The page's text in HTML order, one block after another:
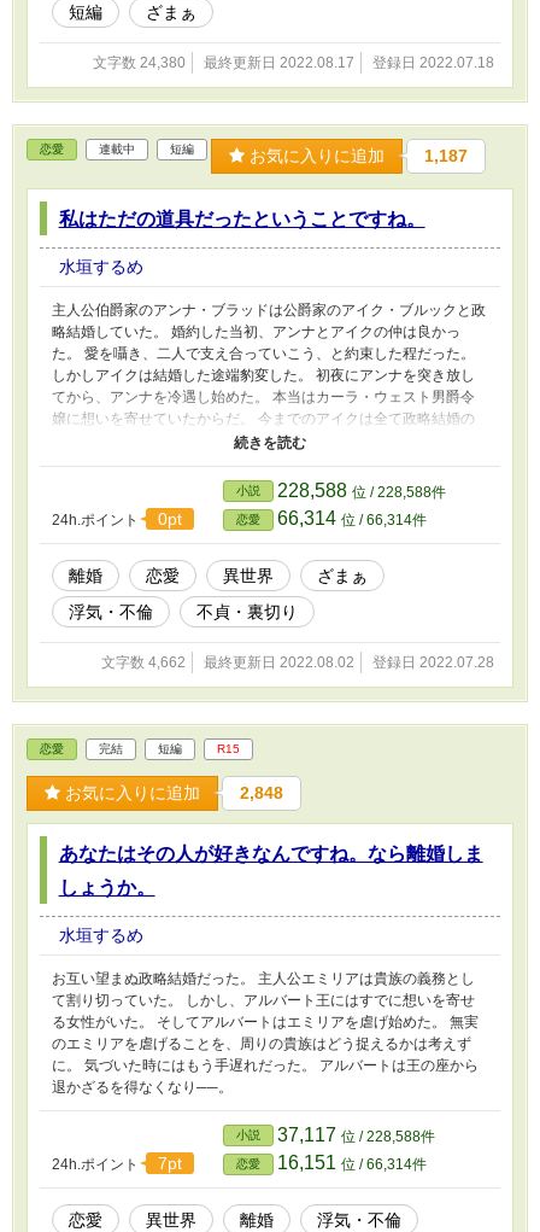
短編
ざまぁ
文字数 24,380 最終更新日 2022.08.17 登録日 2022.07.18
恋愛 連載中 短編 お気に入りに追加 1,187
私はただの道具だったということですね。
水垣するめ
主人公伯爵家のアンナ・ブラッドは公爵家のアイク・ブルックと政
略結婚していた。 婚約した当初、アンナとアイクの仲は良かっ
た。 愛を囁き、二人で支え合っていこう、と約束した程だった。
しかしアイクは結婚した途端豹変した。 初夜にアンナを突き放し
てから、アンナを冷遇し始めた。 本当はカーラ・ウェスト男爵令
嬢に想いを寄せていたからだ。 今までのアイクは全て政略結婚の
ための演技だった。 妻ではなく、ただの政略結婚の道具として扱
われる毎日。 アンナはついにアイクと離婚する決意をする。
24h.ポイント 0pt
小説 228,588 位 / 228,588件
恋愛 66,314 位 / 66,314件
離婚 恋愛 異世界
ざまぁ
浮気・不倫
不貞・裏切り
文字数 4,662 最終更新日 2022.08.02 登録日 2022.07.28
恋愛 完結 短編 R15
お気に入りに追加 2,848
あなたはその人が好きなんですね。なら離婚しま
しょうか。
水垣するめ
お互い望まぬ政略結婚だった。 主人公エミリアは貴族の義務とし
て割り切っていた。 しかし、アルバート王にはすでに想いを寄せ
る女性がいた。 そしてアルバートはエミリアを虐げ始めた。 無実
のエミリアを虐げることを、周りの貴族はどう捉えるかは考えず
に。 気づいた時にはもう手遅れだった。 アルバートは王の座から
退かざるを得なくなり──。
24h.ポイント 7pt
小説 37,117 位 / 228,588件
恋愛 16,151 位 / 66,314件
恋愛 異世界 離婚 浮気・不倫